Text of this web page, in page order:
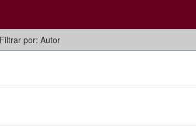
Filtrar por: Autor